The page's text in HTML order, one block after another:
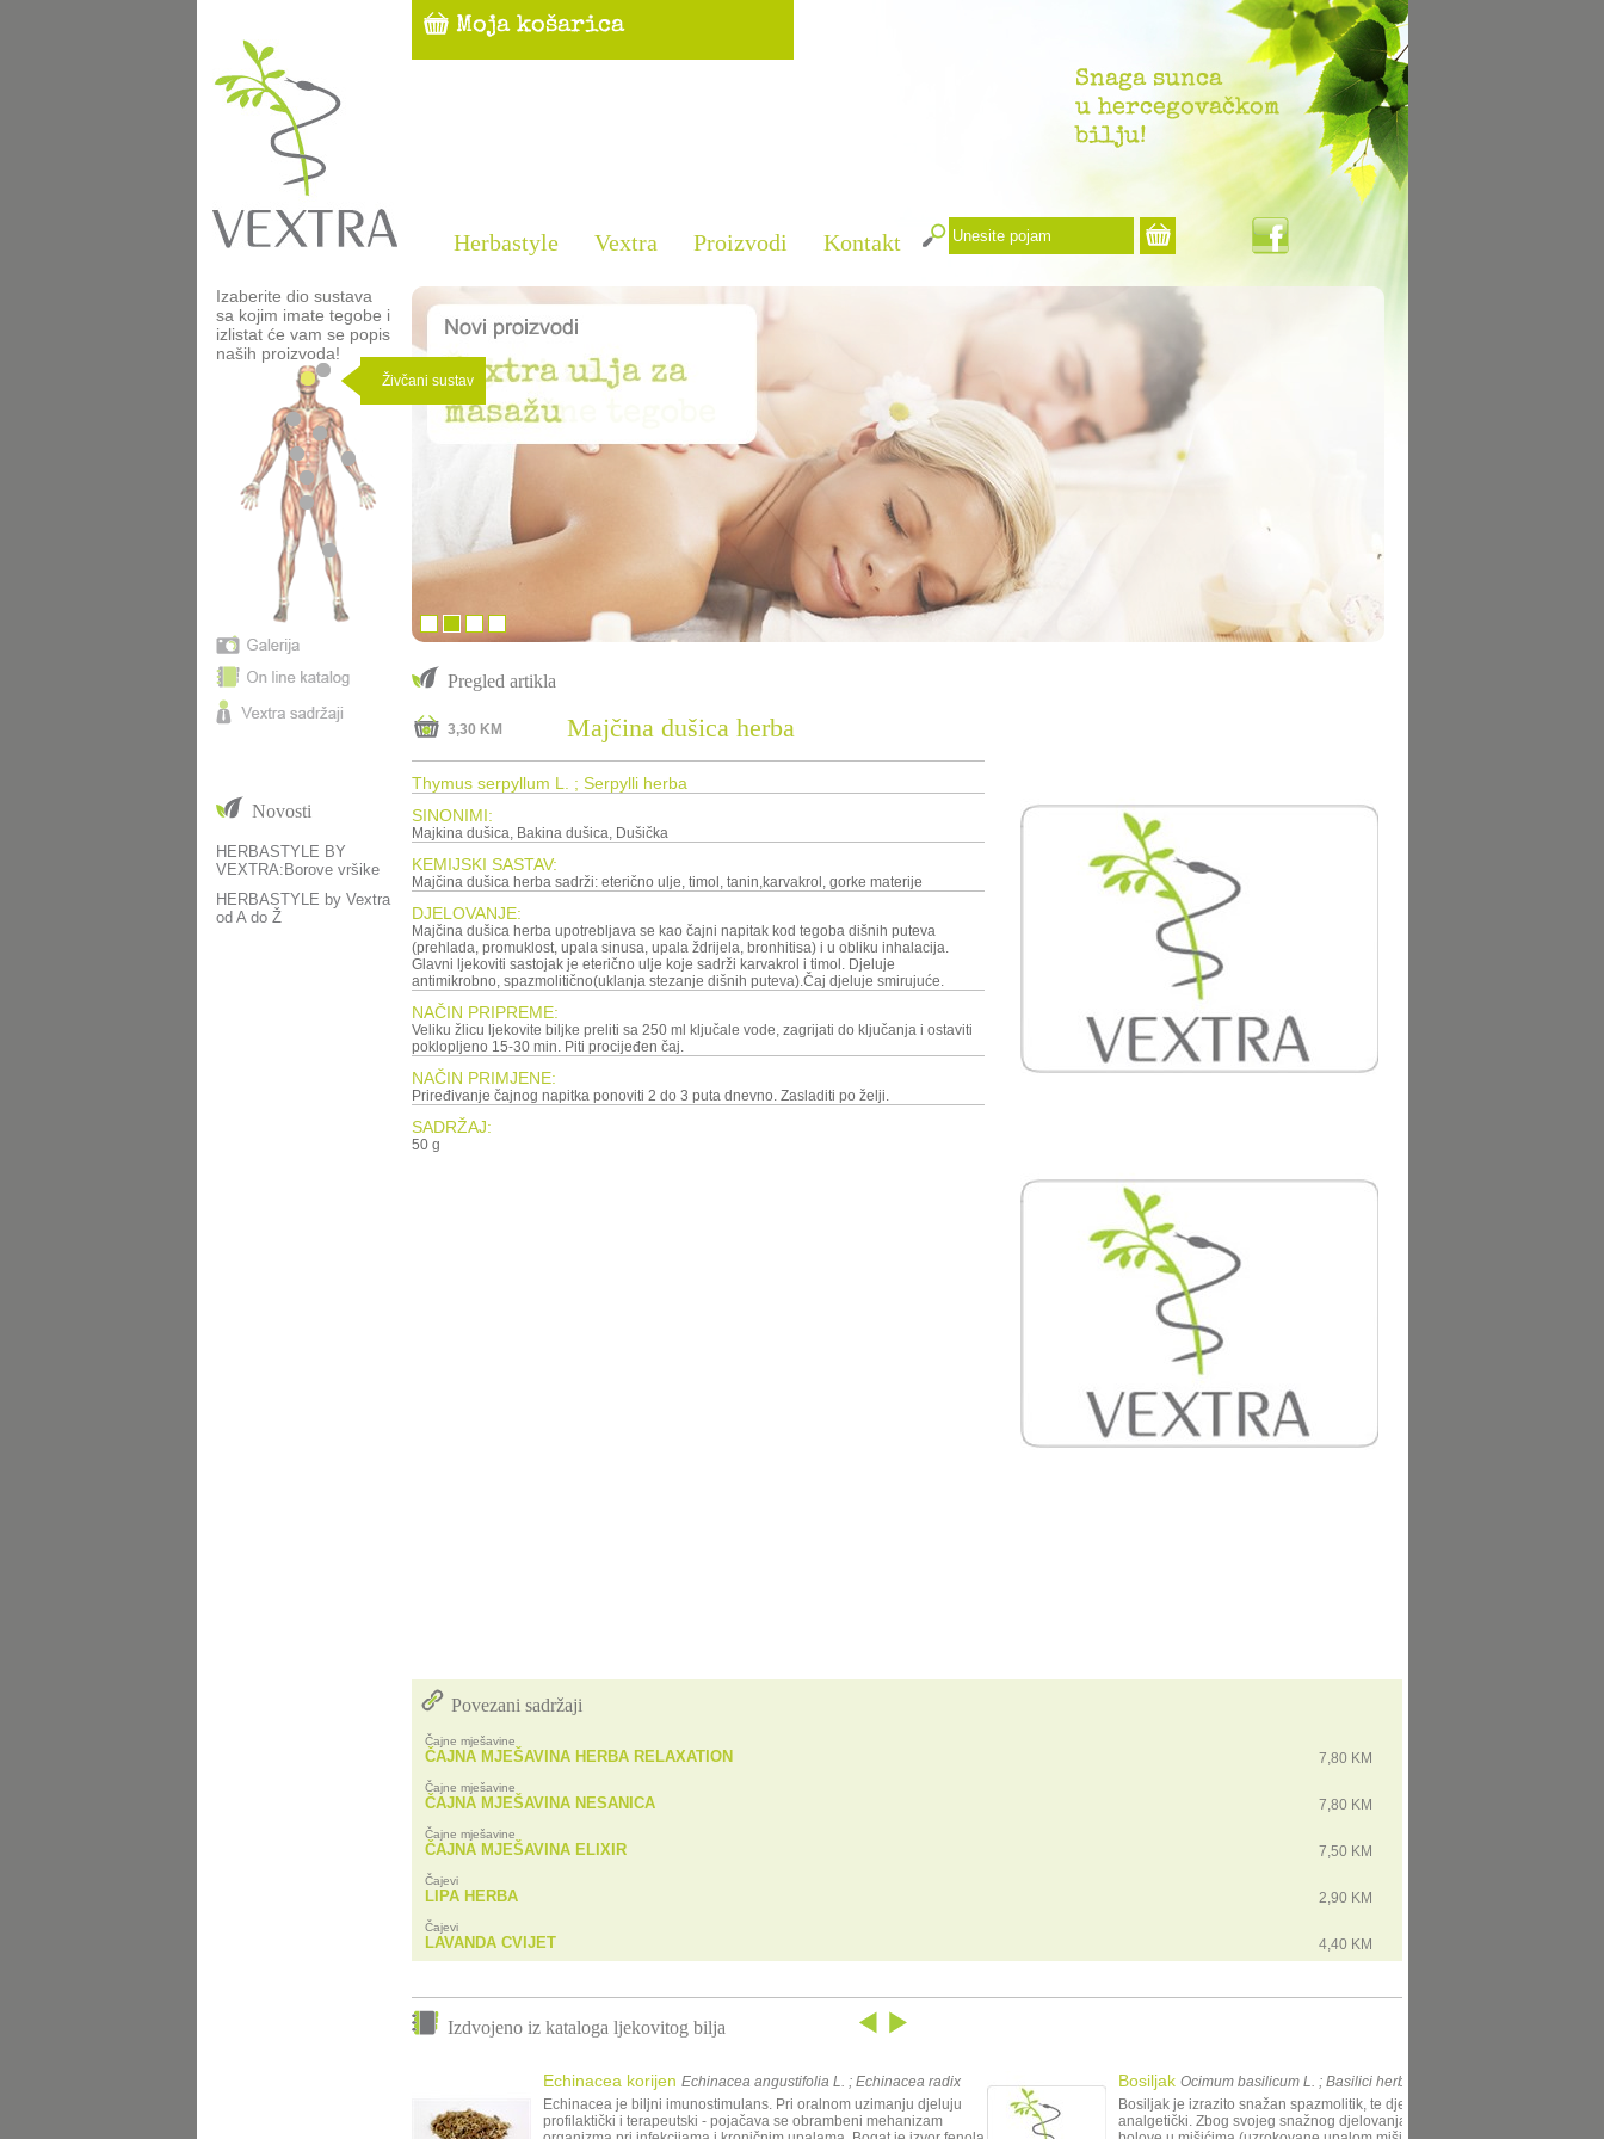
Herbastyle Vextra Proizvodi Kontakt
Izaberite dio sustava
sa kojim imate tegobe i
izlistat će vam se popis
naših proizvoda!
Živčani sustav
Novosti
HERBASTYLE BY
VEXTRA:Borove vršike
HERBASTYLE by Vextra
od A do Ž
Pregled artikla
3,30 KM Majčina dušica herba
Thymus serpyllum L. ; Serpylli herba
SINONIMI:
Majkina dušica, Bakina dušica, Dušička
KEMIJSKI SASTAV:
Majčina dušica herba sadrži: eterično ulje, timol, tanin,karvakrol, gorke materije
DJELOVANJE:
Majčina dušica herba upotrebljava se kao čajni napitak kod tegoba dišnih puteva
(prehlada, promuklost, upala sinusa, upala ždrijela, bronhitisa) i u obliku inhalacija.
Glavni ljekoviti sastojak je eterično ulje koje sadrži karvakrol i timol. Djeluje
antimikrobno, spazmolitično(uklanja stezanje dišnih puteva).Čaj djeluje smirujuće.
NAČIN PRIPREME:
Veliku žlicu ljekovite biljke preliti sa 250 ml ključale vode, zagrijati do ključanja i ostaviti
poklopljeno 15-30 min. Piti procijeđen čaj.
NAČIN PRIMJENE:
Priređivanje čajnog napitka ponoviti 2 do 3 puta dnevno. Zasladiti po želji.
SADRŽAJ:
50 g
Povezani sadržaji
Čajne mješavine
ČAJNA MJEŠAVINA HERBA RELAXATION 7,80 KM
Čajne mješavine
ČAJNA MJEŠAVINA NESANICA 7,80 KM
Čajne mješavine
ČAJNA MJEŠAVINA ELIXIR 7,50 KM
Čajevi
LIPA HERBA 2,90 KM
Čajevi
LAVANDA CVIJET 4,40 KM
Izdvojeno iz kataloga ljekovitog bilja
Echinacea korijen Echinacea angustifolia L. ; Echinacea radix
Echinacea je biljni imunostimulans. Pri oralnom uzimanju djeluju
profilaktički i terapeutski - pojačava se obrambeni mehanizam
Bosiljak Ocimum basilicum L. ; Basilici herba
Bosiljak je izrazito snažan spazmolitik, te djeluje protuupalno i
analgetički. Zbog svojeg snažnog djelovanja, može ga se koristiti za